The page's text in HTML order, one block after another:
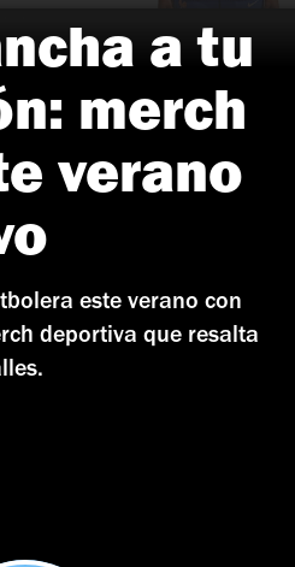
a tu
merch
verano
este verano con
deportiva que resalta